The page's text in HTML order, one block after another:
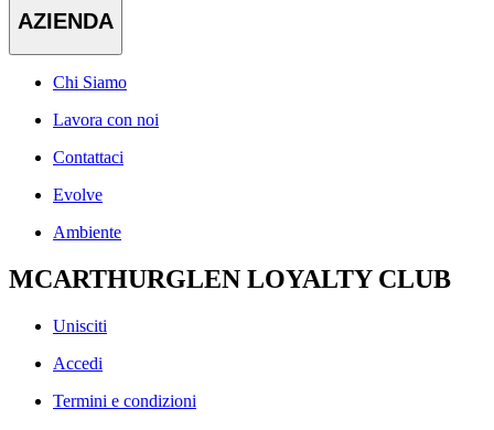
AZIENDA
Chi Siamo
Lavora con noi
Contattaci
Evolve
Ambiente
MCARTHURGLEN LOYALTY CLUB
Unisciti
Accedi
Termini e condizioni